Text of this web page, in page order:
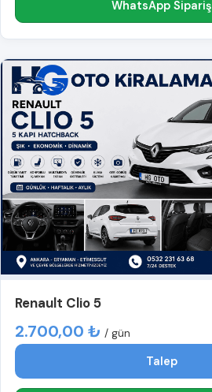
WhatsApp Sipariş
Renault Clio 5
2.700,00 ₺ / gün
Talep